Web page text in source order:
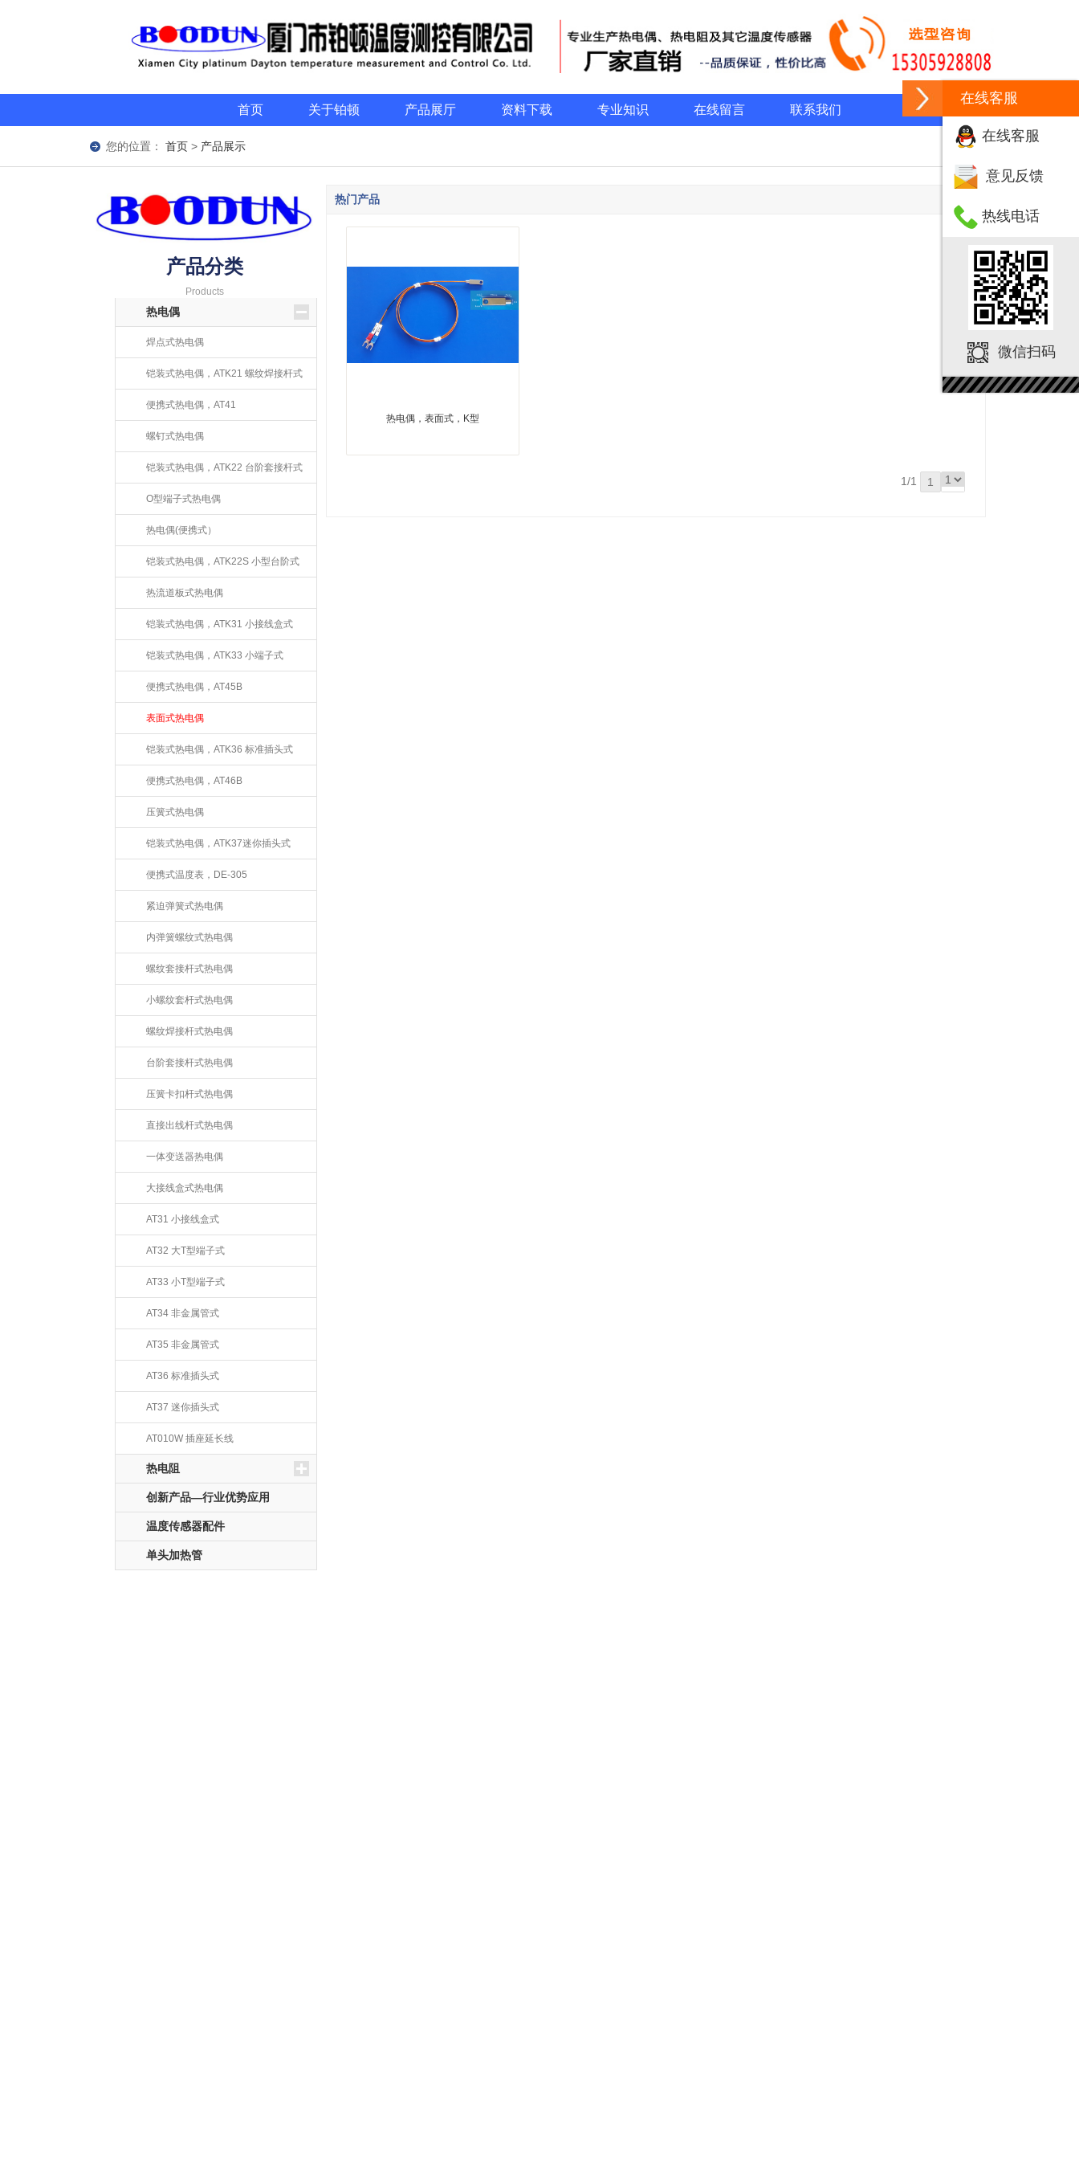
在线客服
在线客服
意见反馈
热线电话
微信扫码
首页 关于铂顿 产品展厅 资料下载 专业知识 在线留言 联系我们
您的位置： 首页 > 产品展示
产品分类
Products
热电偶
焊点式热电偶
铠装式热电偶，ATK21 螺纹焊接杆式
便携式热电偶，AT41
螺钉式热电偶
铠装式热电偶，ATK22 台阶套接杆式
O型端子式热电偶
热电偶(便携式）
铠装式热电偶，ATK22S 小型台阶式
热流道板式热电偶
铠装式热电偶，ATK31 小接线盒式
铠装式热电偶，ATK33 小端子式
便携式热电偶，AT45B
表面式热电偶
铠装式热电偶，ATK36 标准插头式
便携式热电偶，AT46B
压簧式热电偶
铠装式热电偶，ATK37迷你插头式
便携式温度表，DE-305
紧迫弹簧式热电偶
内弹簧螺纹式热电偶
螺纹套接杆式热电偶
小螺纹套杆式热电偶
螺纹焊接杆式热电偶
台阶套接杆式热电偶
压簧卡扣杆式热电偶
直接出线杆式热电偶
一体变送器热电偶
大接线盒式热电偶
AT31 小接线盒式
AT32 大T型端子式
AT33 小T型端子式
AT34 非金属管式
AT35 非金属管式
AT36 标准插头式
AT37 迷你插头式
AT010W 插座延长线
热电阻
创新产品—行业优势应用
温度传感器配件
单头加热管
热门产品
热电偶，表面式，K型
1/1 1